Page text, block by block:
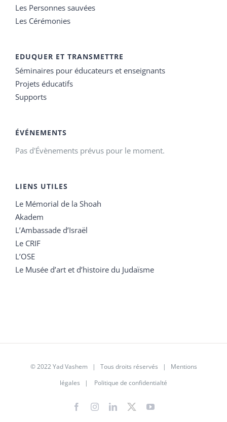
Les Personnes sauvées
Les Cérémonies
EDUQUER ET TRANSMETTRE
Séminaires pour éducateurs et enseignants
Projets éducatifs
Supports
ÉVÉNEMENTS
Pas d'Évènements prévus pour le moment.
LIENS UTILES
Le Mémorial de la Shoah
Akadem
L’Ambassade d’Israël
Le CRIF
L’OSE
Le Musée d’art et d’histoire du Judaïsme
© 2022 Yad Vashem | Tous droits réservés | Mentions
légales | Politique de confidentialté
FacebookInstagramLinkedIn
X YouTube